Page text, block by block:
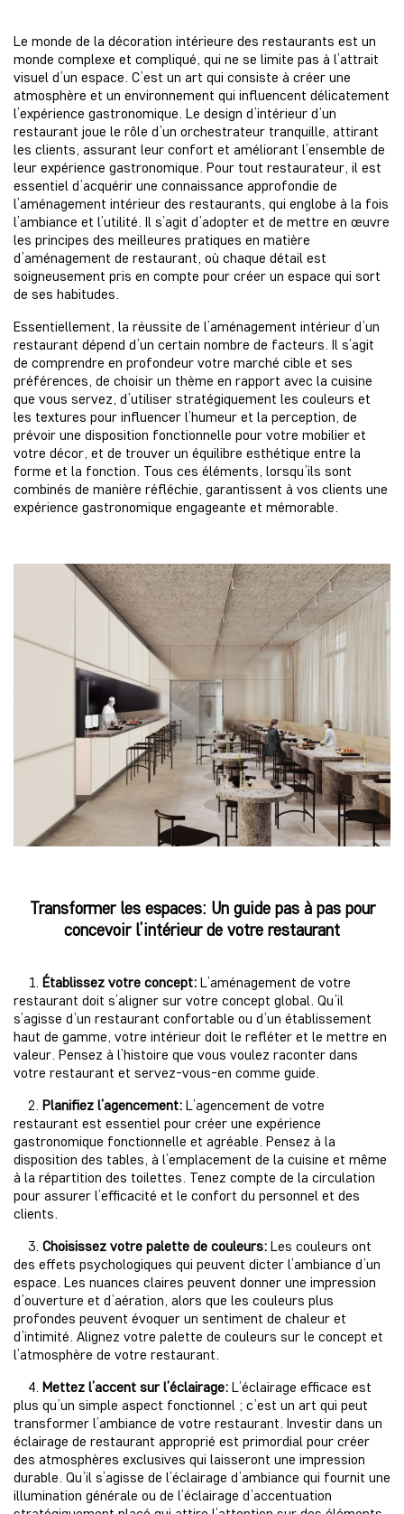
Le monde de la décoration intérieure des restaurants est un
monde complexe et compliqué, qui ne se limite pas à l’attrait
visuel d’un espace. C’est un art qui consiste à créer une
atmosphère et un environnement qui influencent délicatement
l’expérience gastronomique. Le design d’intérieur d’un
restaurant joue le rôle d’un orchestrateur tranquille, attirant
les clients, assurant leur confort et améliorant l’ensemble de
leur expérience gastronomique. Pour tout restaurateur, il est
essentiel d’acquérir une connaissance approfondie de
l’aménagement intérieur des restaurants, qui englobe à la fois
l’ambiance et l’utilité. Il s’agit d’adopter et de mettre en œuvre
les principes des meilleures pratiques en matière
d’aménagement de restaurant, où chaque détail est
soigneusement pris en compte pour créer un espace qui sort
de ses habitudes.
Essentiellement, la réussite de l’aménagement intérieur d’un
restaurant dépend d’un certain nombre de facteurs. Il s’agit
de comprendre en profondeur votre marché cible et ses
préférences, de choisir un thème en rapport avec la cuisine
que vous servez, d’utiliser stratégiquement les couleurs et
les textures pour influencer l’humeur et la perception, de
prévoir une disposition fonctionnelle pour votre mobilier et
votre décor, et de trouver un équilibre esthétique entre la
forme et la fonction. Tous ces éléments, lorsqu’ils sont
combinés de manière réfléchie, garantissent à vos clients une
expérience gastronomique engageante et mémorable.
Transformer les espaces: Un guide pas à pas pour
concevoir l’intérieur de votre restaurant
1. Établissez votre concept: L’aménagement de votre
restaurant doit s’aligner sur votre concept global. Qu’il
s’agisse d’un restaurant confortable ou d’un établissement
haut de gamme, votre intérieur doit le refléter et le mettre en
valeur. Pensez à l’histoire que vous voulez raconter dans
votre restaurant et servez-vous-en comme guide.
2. Planifiez l’agencement: L’agencement de votre
restaurant est essentiel pour créer une expérience
gastronomique fonctionnelle et agréable. Pensez à la
disposition des tables, à l’emplacement de la cuisine et même
à la répartition des toilettes. Tenez compte de la circulation
pour assurer l’efficacité et le confort du personnel et des
clients.
3. Choisissez votre palette de couleurs: Les couleurs ont
des effets psychologiques qui peuvent dicter l’ambiance d’un
espace. Les nuances claires peuvent donner une impression
d’ouverture et d’aération, alors que les couleurs plus
profondes peuvent évoquer un sentiment de chaleur et
d’intimité. Alignez votre palette de couleurs sur le concept et
l’atmosphère de votre restaurant.
4. Mettez l’accent sur l’éclairage: L’éclairage efficace est
plus qu’un simple aspect fonctionnel ; c’est un art qui peut
transformer l’ambiance de votre restaurant. Investir dans un
éclairage de restaurant approprié est primordial pour créer
des atmosphères exclusives qui laisseront une impression
durable. Qu’il s’agisse de l’éclairage d’ambiance qui fournit une
illumination générale ou de l’éclairage d’accentuation